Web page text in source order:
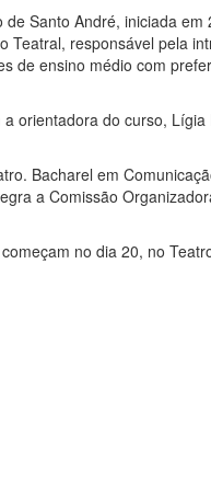
Santo André, iniciada
responsável pela
de ensino médio com
orientadora do curso,
Bacharel em
a Comissão
no dia 20, no